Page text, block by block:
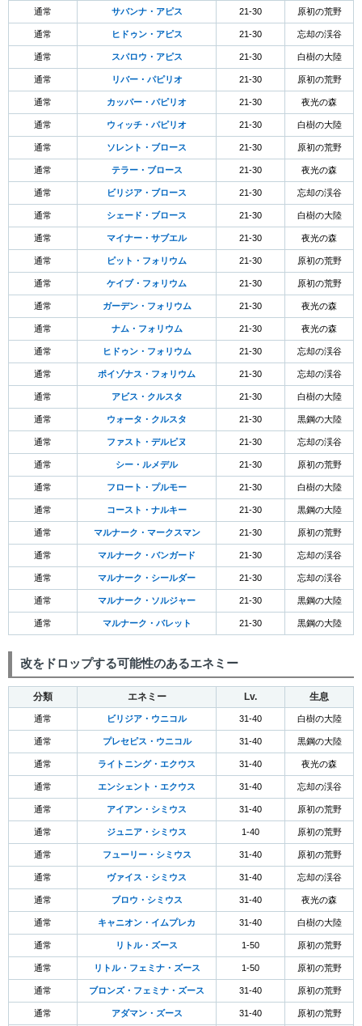
通常 サバンナ・アピス 21-30 原初の荒野
通常 ヒドゥン・アピス 21-30 忘却の渓谷
通常 スパロウ・アピス 21-30 白樹の大陸
通常 リバー・パピリオ 21-30 原初の荒野
通常 カッパー・パピリオ 21-30 夜光の森
通常 ウィッチ・パピリオ 21-30 白樹の大陸
通常 ソレント・ブロース 21-30 原初の荒野
通常 テラー・ブロース 21-30 夜光の森
通常 ビリジア・ブロース 21-30 忘却の渓谷
通常 シェード・ブロース 21-30 白樹の大陸
通常 マイナー・サブエル 21-30 夜光の森
通常 ピット・フォリウム 21-30 原初の荒野
通常 ケイブ・フォリウム 21-30 原初の荒野
通常 ガーデン・フォリウム 21-30 夜光の森
通常 ナム・フォリウム 21-30 夜光の森
通常 ヒドゥン・フォリウム 21-30 忘却の渓谷
通常 ポイゾナス・フォリウム 21-30 忘却の渓谷
通常 アビス・クルスタ 21-30 白樹の大陸
通常 ウォータ・クルスタ 21-30 黒鋼の大陸
通常 ファスト・デルピヌ 21-30 忘却の渓谷
通常 シー・ルメデル 21-30 原初の荒野
通常 フロート・プルモー 21-30 白樹の大陸
通常 コースト・ナルキー 21-30 黒鋼の大陸
通常 マルナーク・マークスマン 21-30 原初の荒野
通常 マルナーク・バンガード 21-30 忘却の渓谷
通常 マルナーク・シールダー 21-30 忘却の渓谷
通常 マルナーク・ソルジャー 21-30 黒鋼の大陸
通常 マルナーク・バレット 21-30 黒鋼の大陸
改をドロップする可能性のあるエネミー
分類 エネミー Lv. 生息
通常 ビリジア・ウニコル 31-40 白樹の大陸
通常 プレセピス・ウニコル 31-40 黒鋼の大陸
通常 ライトニング・エクウス 31-40 夜光の森
通常 エンシェント・エクウス 31-40 忘却の渓谷
通常 アイアン・シミウス 31-40 原初の荒野
通常 ジュニア・シミウス 1-40 原初の荒野
通常 フューリー・シミウス 31-40 原初の荒野
通常 ヴァイス・シミウス 31-40 忘却の渓谷
通常 ブロウ・シミウス 31-40 夜光の森
通常 キャニオン・イムプレカ 31-40 白樹の大陸
通常 リトル・ズース 1-50 原初の荒野
通常 リトル・フェミナ・ズース 1-50 原初の荒野
通常 ブロンズ・フェミナ・ズース 31-40 原初の荒野
通常 アダマン・ズース 31-40 原初の荒野